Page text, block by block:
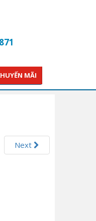
MÃI
Next